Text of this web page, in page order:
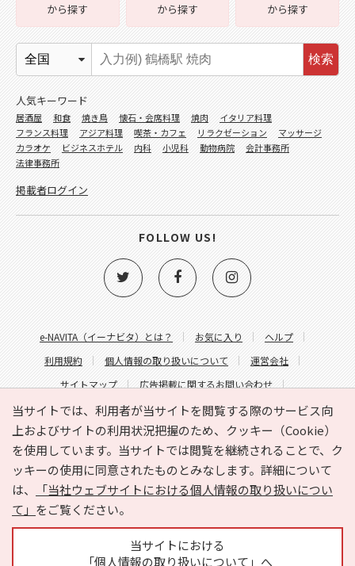
当サイトでは、利用者が当サイトを閲覧する際のサービス向
上およびサイトの利用状況把握のため、クッキー（Cookie）
を使用しています。当サイトでは閲覧を継続されることで、ク
ッキーの使用に同意されたものとみなします。詳細について
は、
「当社ウェブサイトにおける個人情報の取り扱いについ
て」 をご覧ください。
当サイトにおける
「個人情報の取り扱いについて」へ
e-NAVITA（イーナビタ）とは？ お気に入り
ヘルプ
利用規約
個人情報の取り扱いについて
運営会社
サイトマップ
広告掲載に関するお問い合わせ
サイトの内容に関するお問い合わせ
から探す
から探す
から探す
検索
人気キーワード
居酒屋 和食 焼き鳥 懐石・会席料理 焼肉
イタリア料理
フランス料理
アジア料理 喫茶・カフェ リラクゼーション
マッサージ
カラオケ
ビジネスホテル 内科 小児科 動物病院
会計事務所
法律事務所
掲載者ログイン
FOLLOW US!
Copyright © HYOJITO.Co.,Ltd. All Rights Reserved.